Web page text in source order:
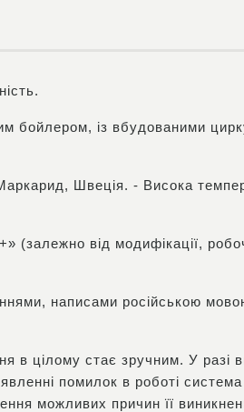
бойлером, із вбудованими
Швеція. - Висока
(залежно від модифікації,
написами російською
в цілому стає зручним. У разі
помилок в роботі
можливих причин її